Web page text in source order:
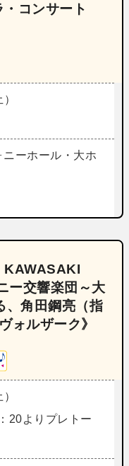
・コンサート
ーホール・大ホ
KAWASAKI
ー交響楽団～大
、角田鋼亮（指
ルザーク》
20よりプレトー